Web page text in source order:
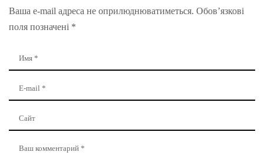
Ваша e-mail адреса не оприлюднюватиметься. Обов’язкові
поля позначені *